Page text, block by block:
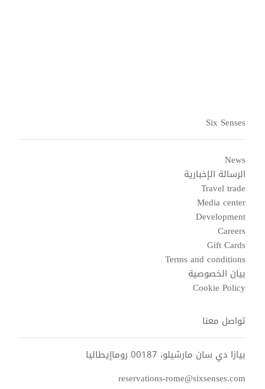
Six Senses
News
الرسالة الإخبارية
Travel trade
Media center
Development
Careers
Gift Cards
Terms and conditions
بيان الخصوصية
Cookie Policy
تواصل معنا
بيازا دي سان مارشيلو، 00187 روماإيطاليا
reservations-rome@sixsenses.com